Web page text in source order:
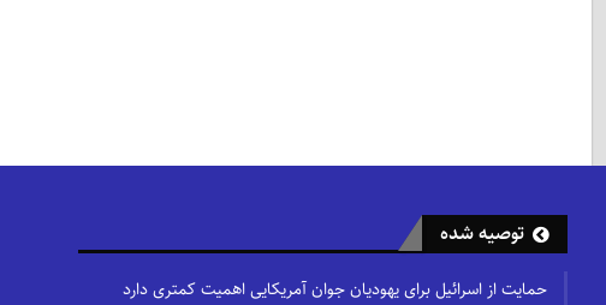
توصیه شده
حمایت از اسرائیل برای یهودیان جوان آمریکایی اهمیت کمتری دارد